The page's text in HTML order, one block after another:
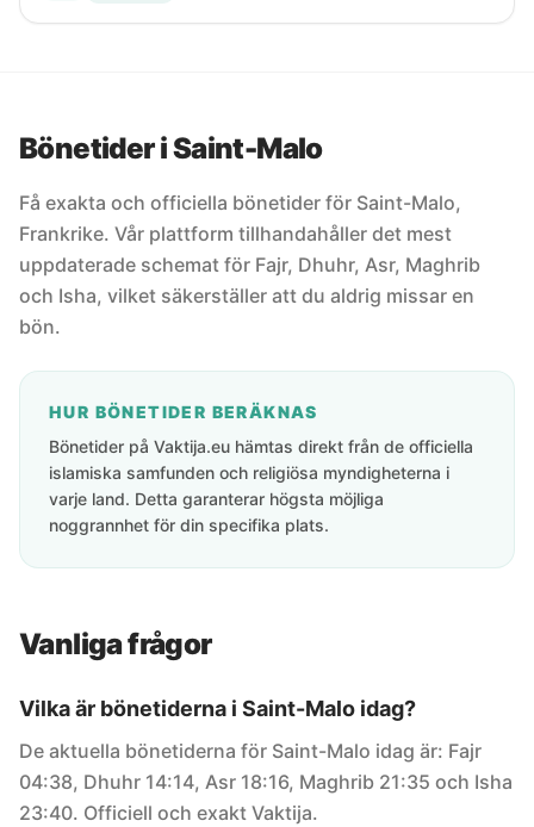
Bönetider i Saint-Malo
Få exakta och officiella bönetider för Saint-Malo,
Frankrike. Vår plattform tillhandahåller det mest
uppdaterade schemat för Fajr, Dhuhr, Asr, Maghrib
och Isha, vilket säkerställer att du aldrig missar en
bön.
HUR BÖNETIDER BERÄKNAS
Bönetider på Vaktija.eu hämtas direkt från de officiella
islamiska samfunden och religiösa myndigheterna i
varje land. Detta garanterar högsta möjliga
noggrannhet för din specifika plats.
Vanliga frågor
Vilka är bönetiderna i Saint-Malo idag?
De aktuella bönetiderna för Saint-Malo idag är: Fajr
04:38, Dhuhr 14:14, Asr 18:16, Maghrib 21:35 och Isha
23:40. Officiell och exakt Vaktija.